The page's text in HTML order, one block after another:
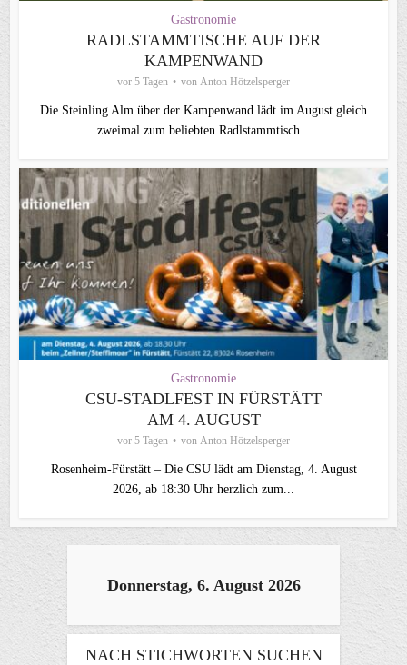
Gastronomie
RADLSTAMMTISCHE AUF DER
KAMPENWAND
vor 5 Tagen von Anton Hötzelsperger
Die Steinling Alm über der Kampenwand lädt im August gleich
zweimal zum beliebten Radlstammtisch...
Gastronomie
CSU‑STADLFEST IN FÜRSTÄTT
AM 4. AUGUST
vor 5 Tagen von Anton Hötzelsperger
Rosenheim‑Fürstätt – Die CSU lädt am Dienstag, 4. August
2026, ab 18:30 Uhr herzlich zum...
Donnerstag, 6. August 2026
NACH STICHWORTEN SUCHEN